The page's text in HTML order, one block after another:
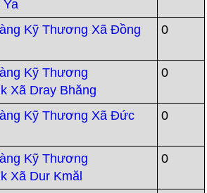
Ya
Kỹ Thương Xã Đồng
0
Kỹ Thương
Xã Dray Bhăng
0
Kỹ Thương Xã Đức
0
Kỹ Thương
Xã Dur Kmăl
0